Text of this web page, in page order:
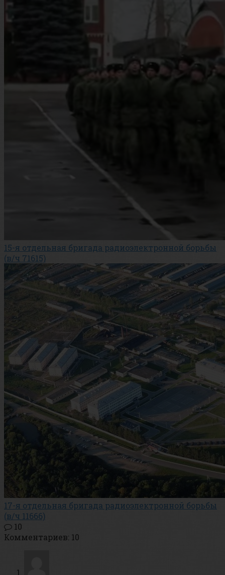
15-я отдельная бригада радиоэлектронной борьбы
(в/ч 71615)
17-я отдельная бригада радиоэлектронной борьбы
(в/ч 11666)
10
Комментариев: 10